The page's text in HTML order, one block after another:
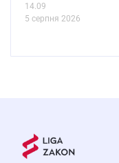
14.09
5 серпня 2026